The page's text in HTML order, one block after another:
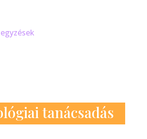
tanácsadás